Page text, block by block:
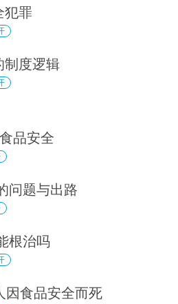
犯罪
制度逻辑
品安全
问题与出路
根治吗
因食品安全而死